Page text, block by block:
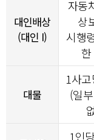
대인배상
(대인 I)
자동
상
시행
한
대물
1사
(일
1인